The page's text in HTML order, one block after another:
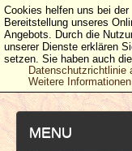
MENU
Cookies helfen uns bei der
Bereitstellung unseres
Angebots. Durch die
unserer Dienste erklären
setzen. Sie haben auch
Datenschutzrichtlinie
Weitere